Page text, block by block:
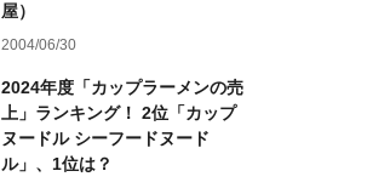
屋）
2004/06/30
2024年度「カップラーメンの売
上」ランキング！ 2位「カップ
ヌードル シーフードヌード
ル」、1位は？